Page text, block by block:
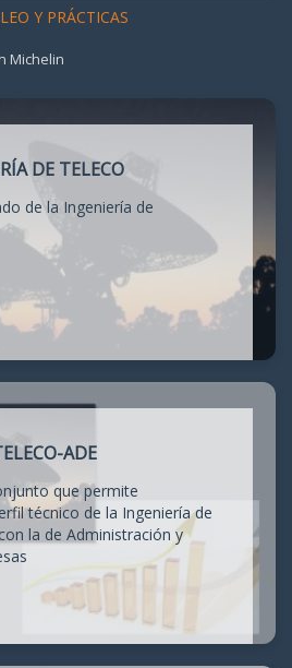
Y PRÁCTICAS
Michelin
DE TELECO
de la Ingeniería de
ADE
que permite
técnico de la Ingeniería de
la de Administración y